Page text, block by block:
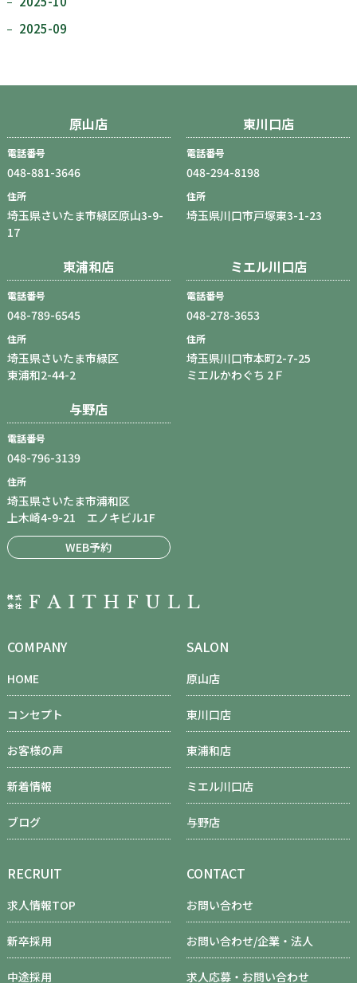
2025-09
原山店
電話番号
048-881-3646
住所
埼玉県さいたま市緑区原山3-9-
17
東川口店
電話番号
048-294-8198
住所
埼玉県川口市戸塚東3-1-23
東浦和店
電話番号
048-789-6545
住所
埼玉県さいたま市緑区
東浦和2-44-2
ミエル川口店
電話番号
048-278-3653
住所
埼玉県川口市本町2-7-25
ミエルかわぐち 2Ｆ
与野店
電話番号
048-796-3139
住所
埼玉県さいたま市浦和区
上木崎4-9-21 エノキビル1F
WEB予約
COMPANY
HOME
コンセプト
お客様の声
新着情報
ブログ
SALON
原山店
東川口店
東浦和店
ミエル川口店
与野店
RECRUIT
求人情報TOP
新卒採用
中途採用
CONTACT
お問い合わせ
お問い合わせ/企業・法人
求人応募・お問い合わせ